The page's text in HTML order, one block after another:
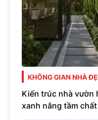
KHÔNG GIAN NHÀ
Kiến trúc nhà vườn
xanh nâng tầm